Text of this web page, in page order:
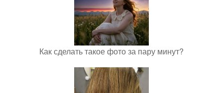
Как сделать такое фото за пару минут?